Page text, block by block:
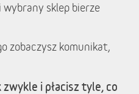
wybrany sklep bierze
zobaczysz komunikat,
i płacisz tyle, co